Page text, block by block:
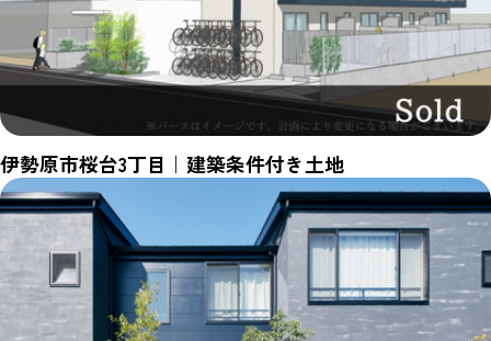
伊勢原市桜台3丁目｜建築条件付き土地